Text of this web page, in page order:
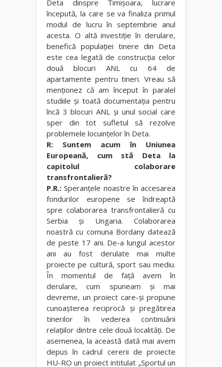
Deta dinspre Timişoara, lucrare
începută, la care se va finaliza primul
modul de lucru în septembrie anul
acesta. O altă investiţie în derulare,
benefică populaţiei tinere din Deta
este cea legată de construcţia celor
două blocuri ANL cu 64 de
apartamente pentru tineri. Vreau să
menţionez că am început în paralel
studiile şi toată documentaţia pentru
încă 3 blocuri ANL şi unul social care
sper din tot sufletul să rezolve
problemele locuinţelor în Deta.
R: Suntem acum în Uniunea
Europeană, cum stă Deta la
capitolul colaborare
transfrontalieră?
P.R.: Speranţele noastre în accesarea
fondurilor europene se îndreaptă
spre colaborarea transfrontalieră cu
Serbia şi Ungaria. Colaborarea
noastră cu comuna Bordany datează
de peste 17 ani. De-a lungul acestor
ani au fost derulate mai multe
proiecte pe cultură, sport sau mediu.
În momentul de faţă avem în
derulare, cum spuneam şi mai
devreme, un proiect care-şi propune
cunoaşterea reciprocă şi pregătirea
tinerilor în vederea continuării
relaţiilor dintre cele două localităţi. De
asemenea, la această dată mai avem
depus în cadrul cererii de proiecte
HU-RO un proiect intitulat „Sportul un